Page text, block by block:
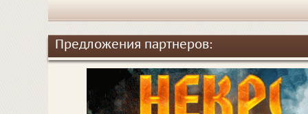
Предложения партнеров: